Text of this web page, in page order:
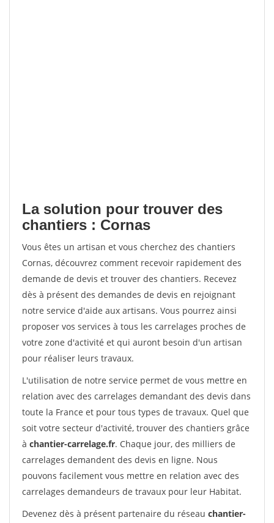
La solution pour trouver des
chantiers : Cornas
Vous êtes un artisan et vous cherchez des chantiers
Cornas, découvrez comment recevoir rapidement des
demande de devis et trouver des chantiers. Recevez
dès à présent des demandes de devis en rejoignant
notre service d'aide aux artisans. Vous pourrez ainsi
proposer vos services à tous les carrelages proches de
votre zone d'activité et qui auront besoin d'un artisan
pour réaliser leurs travaux.
L'utilisation de notre service permet de vous mettre en
relation avec des carrelages demandant des devis dans
toute la France et pour tous types de travaux. Quel que
soit votre secteur d'activité, trouver des chantiers grâce
à chantier-carrelage.fr. Chaque jour, des milliers de
carrelages demandent des devis en ligne. Nous
pouvons facilement vous mettre en relation avec des
carrelages demandeurs de travaux pour leur Habitat.
Devenez dès à présent partenaire du réseau chantier-